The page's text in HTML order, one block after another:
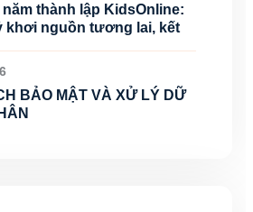
năm thành lập KidsOnline:
khơi nguồn tương lai, kết
BẢO MẬT VÀ XỬ LÝ DỮ